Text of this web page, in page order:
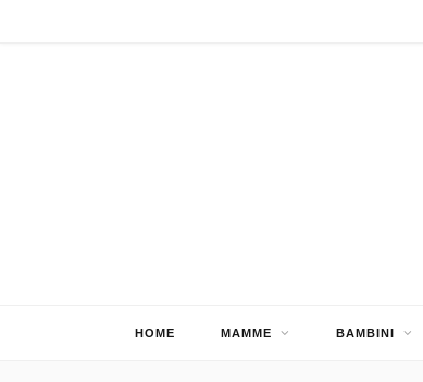
HOME MAMME BAMBINI